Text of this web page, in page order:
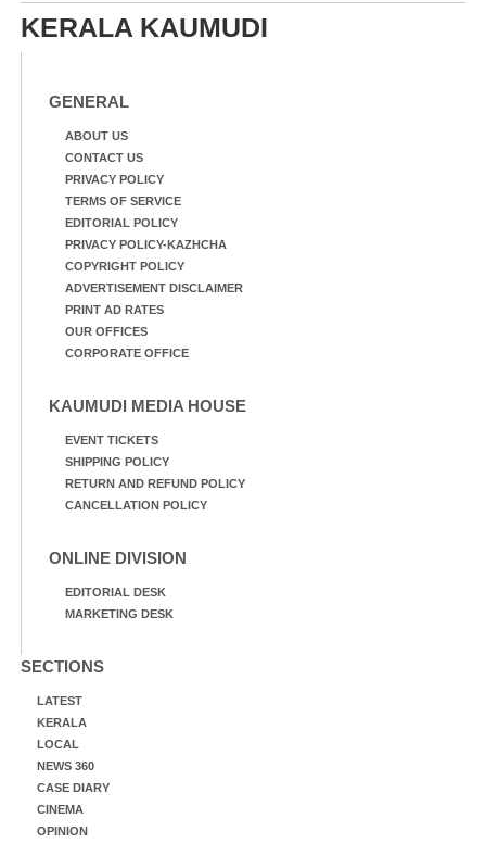
KERALA KAUMUDI
GENERAL
ABOUT US
CONTACT US
PRIVACY POLICY
TERMS OF SERVICE
EDITORIAL POLICY
PRIVACY POLICY-KAZHCHA
COPYRIGHT POLICY
ADVERTISEMENT DISCLAIMER
PRINT AD RATES
OUR OFFICES
CORPORATE OFFICE
KAUMUDI MEDIA HOUSE
EVENT TICKETS
SHIPPING POLICY
RETURN AND REFUND POLICY
CANCELLATION POLICY
ONLINE DIVISION
EDITORIAL DESK
MARKETING DESK
SECTIONS
LATEST
KERALA
LOCAL
NEWS 360
CASE DIARY
CINEMA
OPINION